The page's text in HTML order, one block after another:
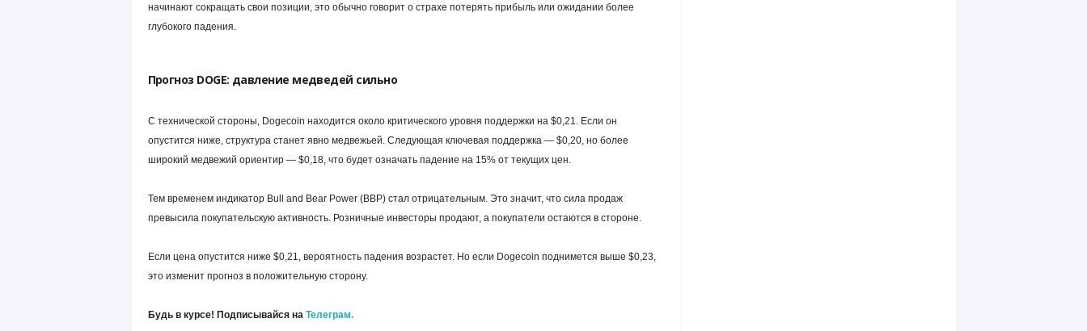
начинают сокращать свои позиции, это обычно говорит о страхе потерять прибыль или ожидании более
глубокого падения.
Прогноз DOGE: давление медведей сильно
С технической стороны, Dogecoin находится около критического уровня поддержки на $0,21. Если он
опустится ниже, структура станет явно медвежьей. Следующая ключевая поддержка — $0,20, но более
широкий медвежий ориентир — $0,18, что будет означать падение на 15% от текущих цен.
Тем временем индикатор Bull and Bear Power (BBP) стал отрицательным. Это значит, что сила продаж
превысила покупательскую активность. Розничные инвесторы продают, а покупатели остаются в стороне.
Если цена опустится ниже $0,21, вероятность падения возрастет. Но если Dogecoin поднимется выше $0,23,
это изменит прогноз в положительную сторону.
Будь в курсе! Подписывайся на Телеграм.